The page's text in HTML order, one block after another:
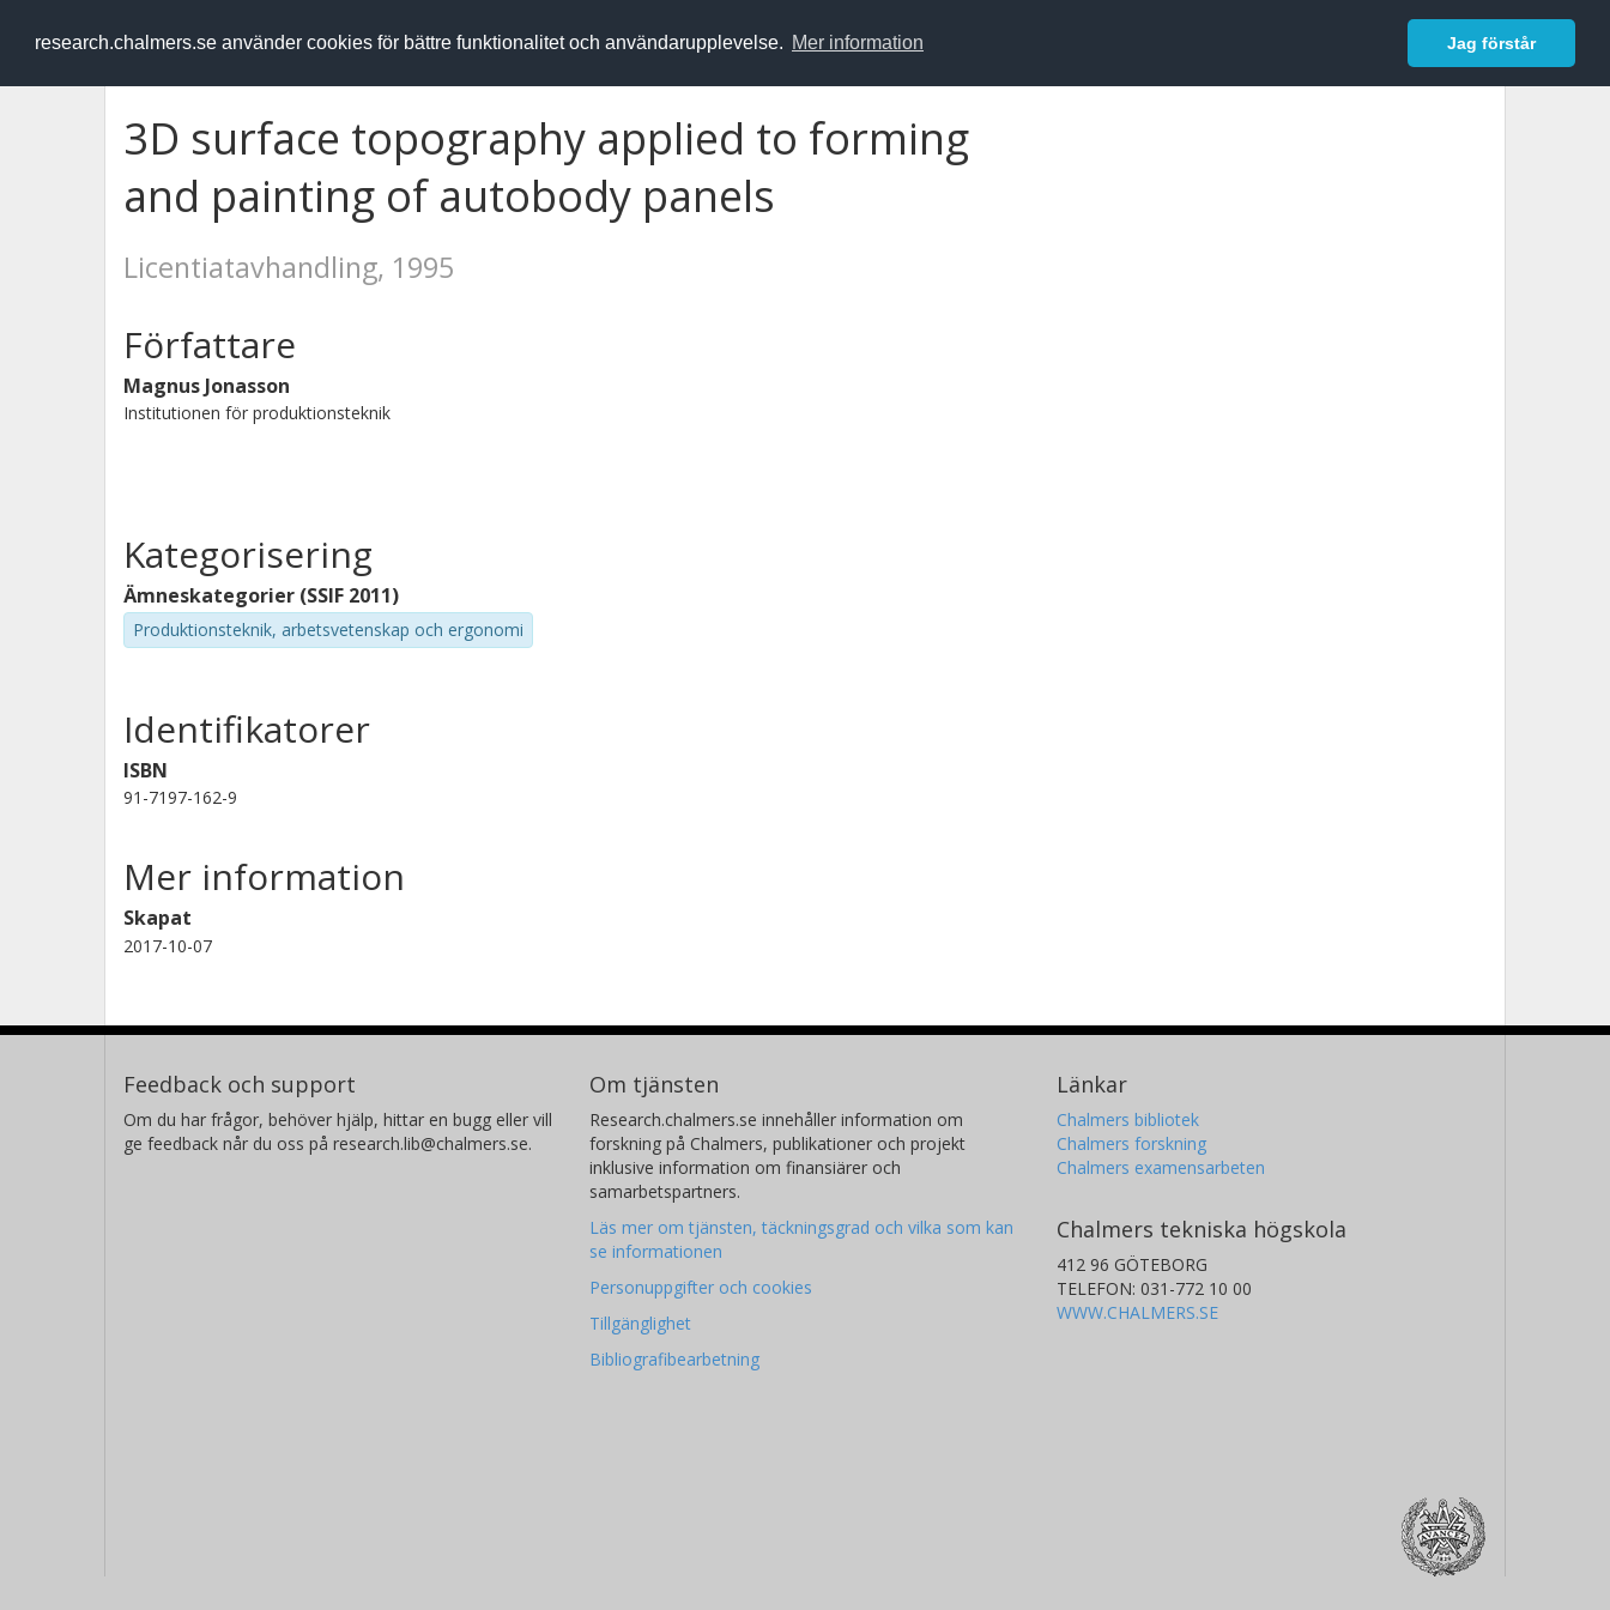
research.chalmers.se använder cookies för bättre funktionalitet och användarupplevelse. Mer information Jag förstår
RESEARCH.chalmers.se Logga in
3D surface topography applied to forming
and painting of autobody panels
Licentiatavhandling, 1995
Författare
Magnus Jonasson
Institutionen för produktionsteknik
Kategorisering
Ämneskategorier (SSIF 2011)
Produktionsteknik, arbetsvetenskap och ergonomi
Identifikatorer
ISBN
91-7197-162-9
Mer information
Skapat
2017-10-07
Feedback och support
Om du har frågor, behöver hjälp, hittar en bugg eller vill
ge feedback når du oss på research.lib@chalmers.se.
Om tjänsten
Research.chalmers.se innehåller information om
forskning på Chalmers, publikationer och projekt
inklusive information om finansiärer och
samarbetspartners.
Läs mer om tjänsten, täckningsgrad och vilka som kan
se informationen
Personuppgifter och cookies
Tillgänglighet
Bibliografibearbetning
Länkar
Chalmers bibliotek
Chalmers forskning
Chalmers examensarbeten
Chalmers tekniska högskola
412 96 GÖTEBORG
TELEFON: 031-772 10 00
WWW.CHALMERS.SE